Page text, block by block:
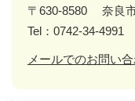
〒630-8580
奈良
Tel：0742-34-4991
メールでのお問い